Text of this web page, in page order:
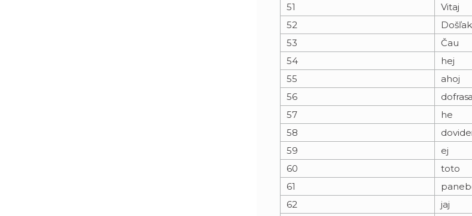
51
Vitaj
52
53
Čau
54
hej
55
ahoj
56
dofrasa
57
he
58
59
ej
60
toto
61
62
jaj